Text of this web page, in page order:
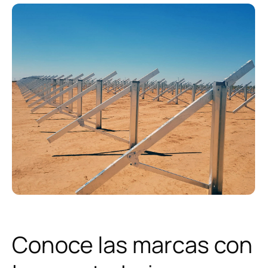
Instalaciones y equipamiento
Contacto
Conoce las marcas con